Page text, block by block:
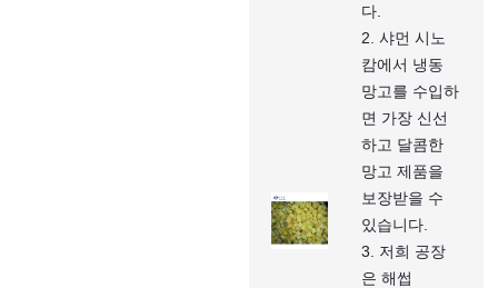
다.
2. 샤먼 시노
캄에서 냉동
망고를 수입하
면 가장 신선
하고 달콤한
망고 제품을
보장받을 수
있습니다.
3. 저희 공장
은 해썹